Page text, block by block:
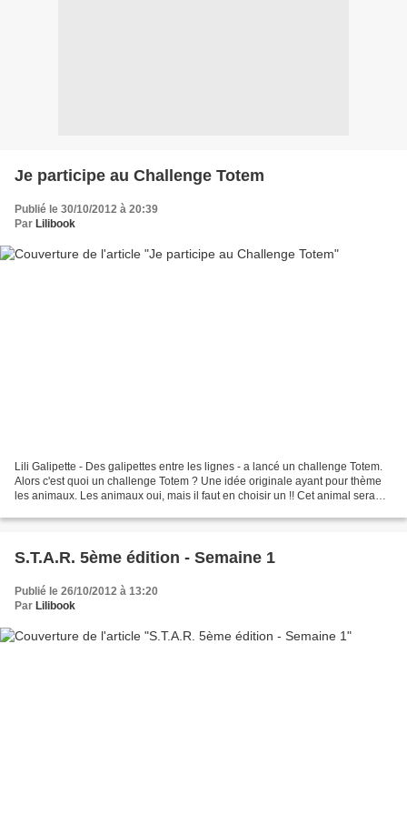
Je participe au Challenge Totem
Publié le 30/10/2012 à 20:39
Par Lilibook
Lili Galipette - Des galipettes entre les lignes - a lancé un challenge Totem.
Alors c'est quoi un challenge Totem ? Une idée originale ayant pour thème
les animaux. Les animaux oui, mais il faut en choisir un !! Cet animal sera
S.T.A.R. 5ème édition - Semaine 1
Publié le 26/10/2012 à 13:20
Par Lilibook